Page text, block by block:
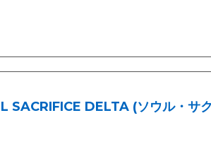
SACRIFICE DELTA (ソウル・